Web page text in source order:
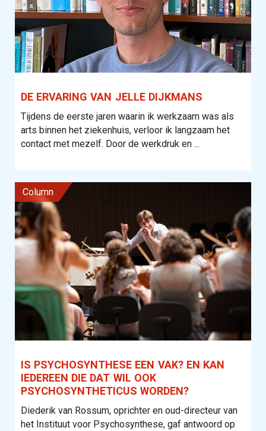
DE ERVARING VAN JELLE DIJKMANS
Tijdens de eerste jaren waarin ik werkzaam was als
arts binnen het ziekenhuis, verloor ik langzaam het
contact met mezelf. Door de werkdruk en ...
column
IS PSYCHOSYNTHESE EEN VAK? EN KAN
IEDEREEN DIE DAT WIL OOK
PSYCHOSYNTHETICUS WORDEN?
Diederik van Rossum, oprichter en oud-directeur van
het Instituut voor Psychosynthese, gaf antwoord op